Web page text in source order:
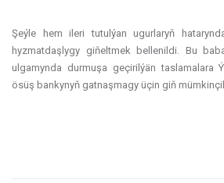
Şeýle hem ileri tutulýan ugurlaryň
hyzmatdaşlygy giňeltmek bellenildi. Bu
ulgamynda durmuşa geçirilýän taslamalara
ösüş bankynyň gatnaşmagy üçin giň